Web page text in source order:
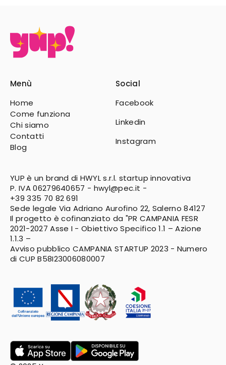
Menù
Home
Come funziona
Chi siamo
Contatti
Blog
Social
Facebook
Linkedin
Instagram
YUP è un brand di HWYL s.r.l. startup innovativa
P. IVA 06279640657 - hwyl@pec.it -
+39 335 70 82 691
Sede legale Via Adriano Aurofino 22, Salerno 84127
Il progetto è cofinanziato da "PR CAMPANIA FESR
2021-2027 Asse I - Obiettivo Specifico 1.1 – Azione
1.1.3 –
Avviso pubblico CAMPANIA STARTUP 2023 - Numero
di CUP B58I23006080007